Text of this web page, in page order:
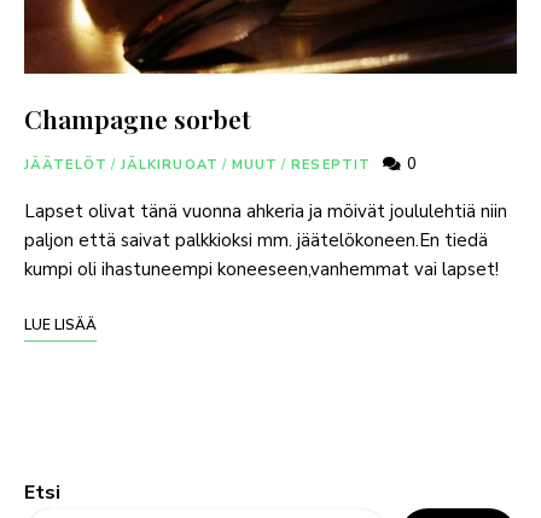
Champagne sorbet
JÄÄTELÖT / JÄLKIRUOAT / MUUT / RESEPTIT 0
Lapset olivat tänä vuonna ahkeria ja möivät joululehtiä niin
paljon että saivat palkkioksi mm. jäätelökoneen.En tiedä
kumpi oli ihastuneempi koneeseen,vanhemmat vai lapset!
LUE LISÄÄ
Etsi